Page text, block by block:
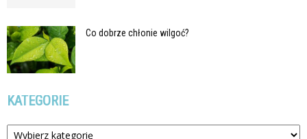
Co dobrze chłonie wilgoć?
KATEGORIE
Kategorie